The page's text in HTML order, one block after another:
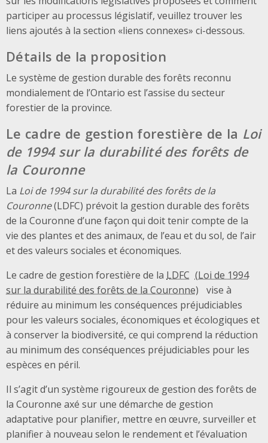
participer au processus législatif, veuillez trouver les
liens ajoutés à la section «liens connexes» ci-dessous.
Détails de la proposition
Le système de gestion durable des forêts reconnu
mondialement de l’Ontario est l’assise du secteur
forestier de la province.
Le cadre de gestion forestière de la Loi
de 1994 sur la durabilité des forêts de
la Couronne
La Loi de 1994 sur la durabilité des forêts de la
Couronne(LDFC) prévoit la gestion durable des forêts
de la Couronne d’une façon qui doit tenir compte de la
vie des plantes et des animaux, de l’eau et du sol, de l’air
et des valeurs sociales et économiques.
Le cadre de gestion forestière de la LDFC
vise à
réduire au minimum les conséquences préjudiciables
pour les valeurs sociales, économiques et écologiques et
à conserver la biodiversité, ce qui comprend la réduction
au minimum des conséquences préjudiciables pour les
espèces en péril.
Il s’agit d’un système rigoureux de gestion des forêts de
la Couronne axé sur une démarche de gestion
adaptative pour planifier, mettre en œuvre, surveiller et
planifier à nouveau selon le rendement et l’évaluation